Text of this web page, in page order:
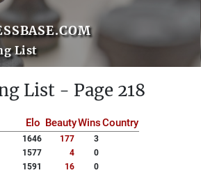
List
List - Page 218
Elo BeautyWinsCountry
1646 177
3
1577 4
0
1591 16
0